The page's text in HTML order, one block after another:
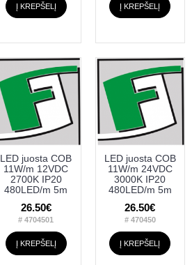
Į KREPŠELĮ Į KREPŠELĮ
LED juosta COB
11W/m 12VDC
2700K IP20
480LED/m 5m
26.50€
# 4704501
Į KREPŠELĮ
LED juosta COB
11W/m 24VDC
3000K IP20
480LED/m 5m
26.50€
# 470450
Į KREPŠELĮ